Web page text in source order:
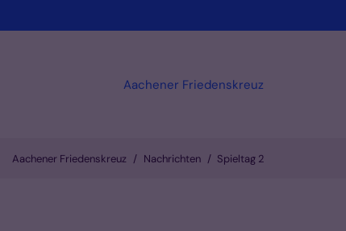
Aachener Friedenskreuz
Aachener Friedenskreuz Nachrichten Spieltag 2